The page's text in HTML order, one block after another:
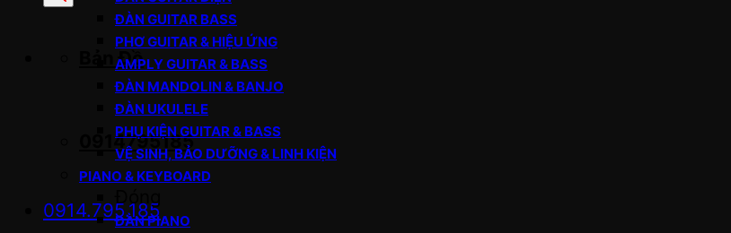
Bản Đồ
0914795185
0914.795.185
ĐÀN GUITAR BASS
PHƠ GUITAR & HIỆU ỨNG
AMPLY GUITAR & BASS
ĐÀN MANDOLIN & BANJO
ĐÀN UKULELE
PHỤ KIỆN GUITAR & BASS
VỆ SINH, BẢO DƯỠNG & LINH KIỆN
PIANO & KEYBOARD
ĐÀN PIANO